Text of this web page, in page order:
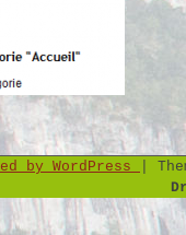
by WordPress